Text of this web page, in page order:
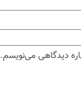
دیدگاهی می‌نویسم.